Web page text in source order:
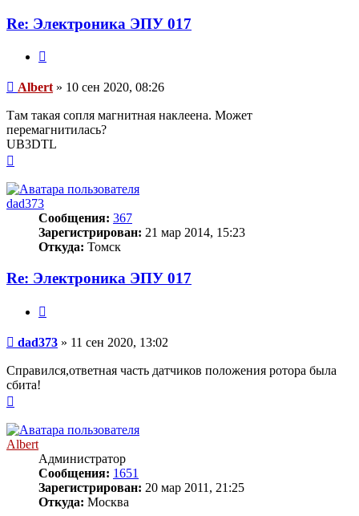
Re: Электроника ЭПУ 017
Сообщение
Albert » 10 сен 2020, 08:26
Там такая сопля магнитная наклеена. Может
перемагнитилась?
UB3DTL
началу
dad373
Сообщения: 367
Зарегистрирован: 21 мар 2014, 15:23
Откуда: Томск
Re: Электроника ЭПУ 017
Сообщение
dad373 » 11 сен 2020, 13:02
Справился,ответная часть датчиков положения ротора была
сбита!
началу
Albert
Администратор
Сообщения: 1651
Зарегистрирован: 20 мар 2011, 21:25
Откуда: Москва